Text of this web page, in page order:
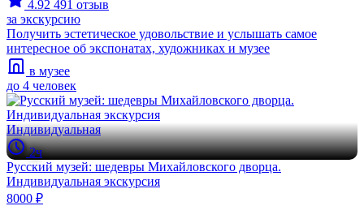
4.92 491 отзыв
за экскурсию
Получить эстетическое удовольствие и услышать самое
интересное об экспонатах, художниках и музее
в музее
до 4 человек
Индивидуальная
2ч
Русский музей: шедевры Михайловского дворца.
Индивидуальная экскурсия
8000 ₽